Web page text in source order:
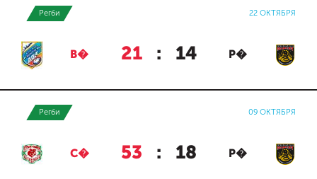
Регби 22 ОКТЯБРЯ
В� 21 : 14 Р�
Регби 09 ОКТЯБРЯ
С� 53 : 18 Р�